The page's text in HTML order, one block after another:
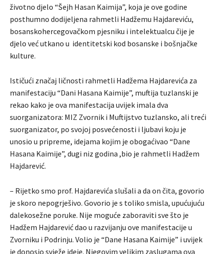
životno djelo “Šejh Hasan Kaimija”, koja je ove godine
posthumno dodijeljena rahmetli Hadžemu Hajdareviću,
bosanskohercegovačkom pjesniku i intelektualcu čije je
djelo već utkano u identitetski kod bosanske i bošnjačke
kulture.
Ističući značaj ličnosti rahmetli Hadžema Hajdarevića za
manifestaciju “Dani Hasana Kaimije”, muftija tuzlanski je
rekao kako je ova manifestacija uvijek imala dva
suorganizatora: MIZ Zvornik i Muftijstvo tuzlansko, ali treći
suorganizator, po svojoj posvećenosti i ljubavi koju je
unosio u pripreme, idejama kojim je obogaćivao “Dane
Hasana Kaimije”, dugi niz godina ,bio je rahmetli Hadžem
Hajdarević.
– Rijetko smo prof. Hajdarevića slušali a da on čita, govorio
je skoro nepogrješivo. Govorio je s toliko smisla, upućujuću
dalekosežne poruke. Nije moguće zaboraviti sve što je
Hadžem Hajdarević dao u razvijanju ove manifestacije u
Zvorniku i Podrinju. Volio je “Dane Hasana Kaimije” i uvijek
je donosio svježe ideje. Njegovim velikim zaslugama ova